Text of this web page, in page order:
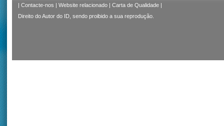
| Contacte-nos | Website relacionado | Carta de Qualidade |
Direito do Autor do ID, sendo proibido a sua reprodução.